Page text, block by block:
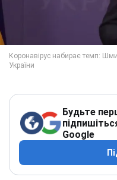
Будьте
Google